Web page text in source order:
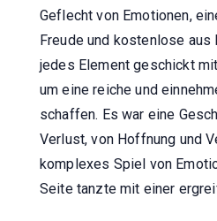
Geflecht von Emotionen,
Freude und kostenlose aus
jedes Element geschickt
um eine reiche und
schaffen. Es war eine
Verlust, von Hoffnung und
komplexes Spiel von
Seite tanzte mit einer